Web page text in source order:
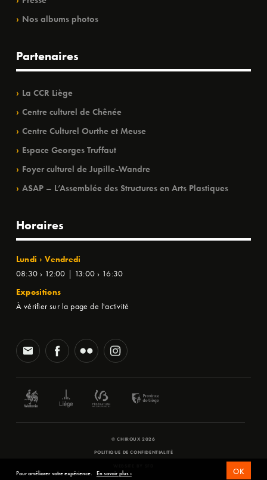
Nos albums photos
Partenaires
La CCR Liège
Centre culturel de Chênée
Centre Culturel Ourthe et Meuse
Espace Georges Truffaut
Foyer culturel de Jupille-Wandre
ASAP – L’Assemblée des Structures en Arts Plastiques
Horaires
Lundi › Vendredi
08:30 › 12:00 | 13:00 › 16:30
Expositions
À vérifier sur la page de l'activité
© CHIROUX 2026
POLITIQUE DE CONFIDENTIALITÉ
Pour améliorer votre expérience. En savoir plus › OK